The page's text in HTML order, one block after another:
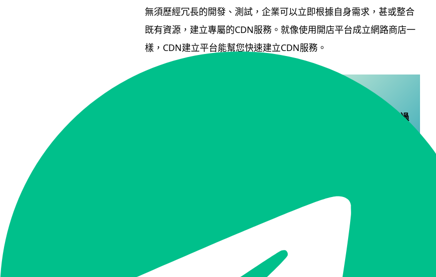
無須歷經冗長的開發、測試，企業可以立即根據自身需求，甚或整合
既有資源，建立專屬的CDN服務。就像使用開店平台成立網路商店一
樣，CDN建立平台能幫您快速建立CDN服務。
因此，無論是企業內部自用，或成為新的CDN廠商，都能夠透過
一般CDN 服務
使用iNODE NINJA自
建 CDN 服務
可自行選擇
2.特殊區域節點
大多僅能購買高級方案才
可以針對所需節點支付所